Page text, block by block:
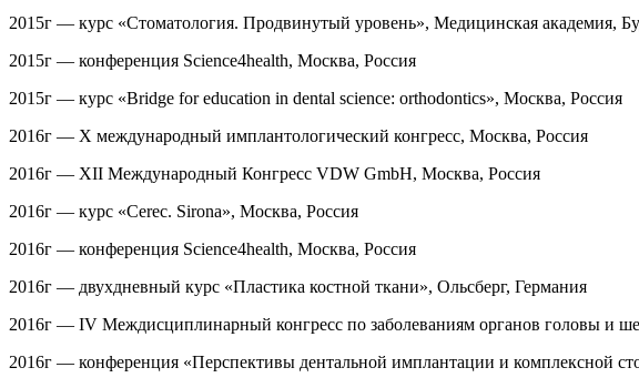
2015г — курс «Стоматология. Продвинутый уровень», Медицинская академия,
2015г — конференция Science4health, Москва, Россия
2015г — курс «Bridge for education in dental science: orthodontics», Москва, Россия
2016г — Х международный имплантологический конгресс, Москва, Россия
2016г — XII Международный Конгресс VDW GmbH, Москва, Россия
2016г — курс «Сerec. Sirona», Москва, Россия
2016г — конференция Science4health, Москва, Россия
2016г — двухдневный курс «Пластика костной ткани», Ольсберг, Германия
2016г — IV Междисциплинарный конгресс по заболеваниям органов головы и
2016г — конференция «Перспективы дентальной имплантации и комплексной